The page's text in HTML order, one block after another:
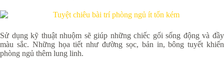
Sử dụng kỹ thuật nhuộm sẽ giúp những chiếc gối sống động và đầy
màu sắc. Những họa tiết như đường sọc, bản in, bông tuyết khiến
phòng ngủ thêm lung linh.